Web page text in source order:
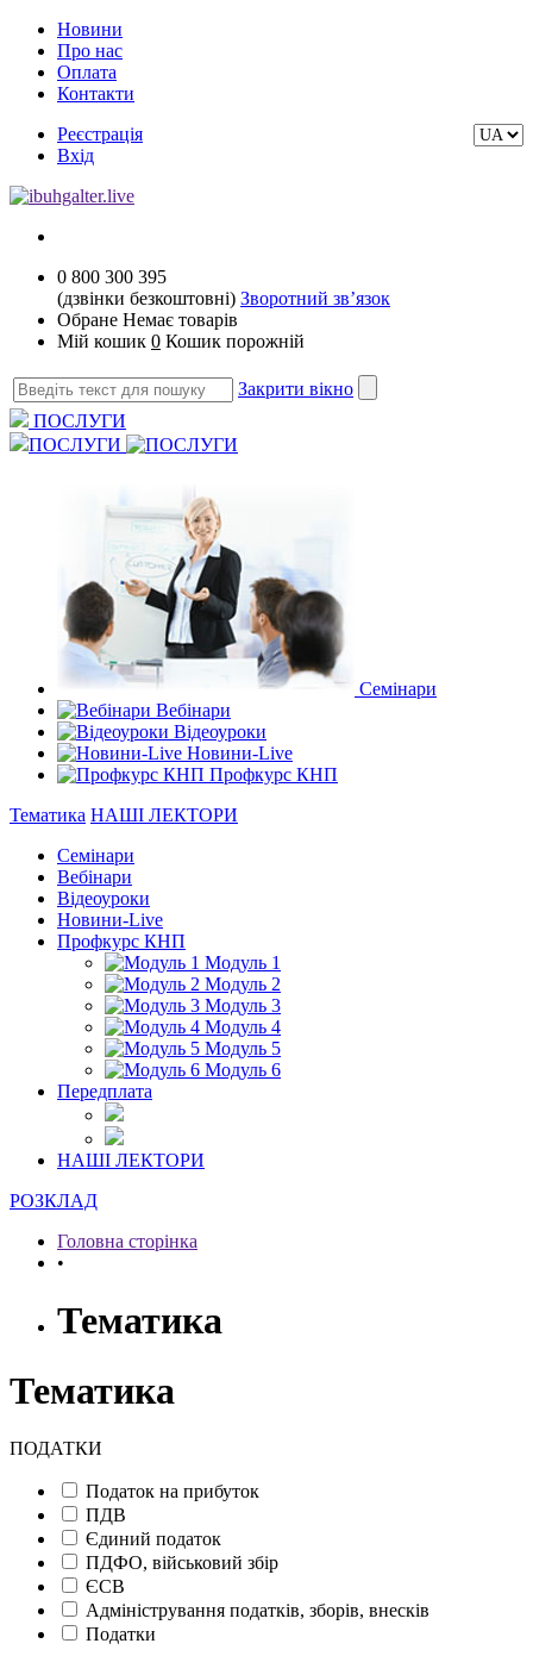
Новини
Про нас
Оплата
Контакти
Реєстрація
Вхід
0 800 300 395
(дзвінки безкоштовні) Зворотний зв’язок
Обране Немає товарів
Мій кошик 0 Кошик порожній
Закрити вікно
ПОСЛУГИ
ПОСЛУГИ
Семінари
Вебінари
Відеоуроки
Новини-Live
Профкурс КНП
Тематика НАШІ ЛЕКТОРИ
Семінари
Вебінари
Відеоуроки
Новини-Live
Профкурс КНП
Модуль 1
Модуль 2
Модуль 3
Модуль 4
Модуль 5
Модуль 6
Передплата
НАШІ ЛЕКТОРИ
РОЗКЛАД
Головна сторінка
•
Тематика
Тематика
ПОДАТКИ
Податок на прибуток
ПДВ
Єдиний податок
ПДФО, військовий збір
ЄСВ
Адміністрування податків, зборів, внесків
Податки